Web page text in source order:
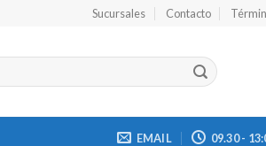
Sucursales Contacto
EMAIL 09.30 -